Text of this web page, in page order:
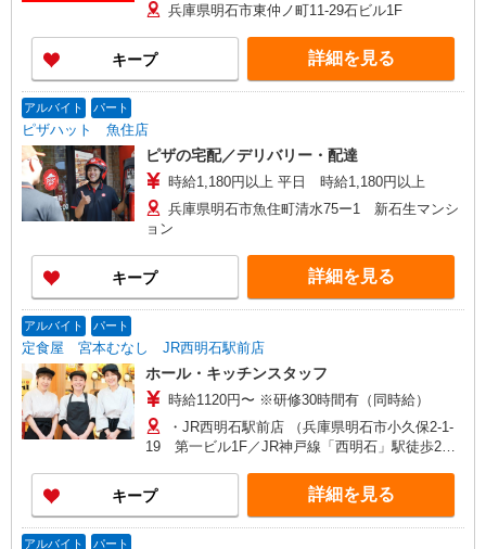
兵庫県明石市東仲ノ町11-29石ビル1F
キープ 詳細を見る
アルバイト パート
ピザハット 魚住店
ピザの宅配／デリバリー・配達
時給1,180円以上 平日 時給1,180円以上
兵庫県明石市魚住町清水75ー1 新石生マンシ
ョン
キープ 詳細を見る
アルバイト パート
定食屋 宮本むなし JR西明石駅前店
ホール・キッチンスタッフ
時給1120円〜 ※研修30時間有（同時給）
・JR西明石駅前店 （兵庫県明石市小久保2-1-
19 第一ビル1F／JR神戸線「西明石」駅徒歩2
キープ 詳細を見る
アルバイト パート